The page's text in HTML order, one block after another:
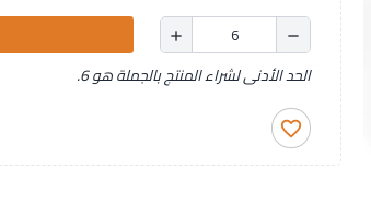
remove
add
الحد الأدنى لشراء المنتج بالجملة هو 6.
favorite_border